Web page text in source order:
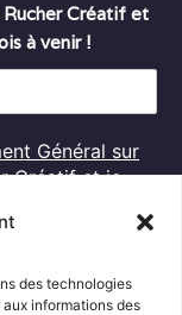
des technologies
informations des
Rucher Créatif et
à venir !
Général sur
Créatif et je
personnelles